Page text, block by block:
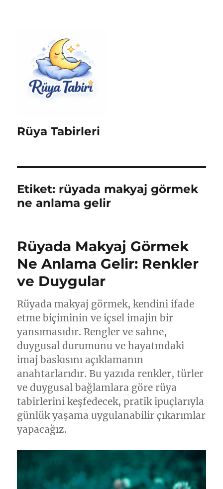
Rüya Tabirleri
Etiket: rüyada makyaj görmek
ne anlama gelir
Rüyada Makyaj Görmek
Ne Anlama Gelir: Renkler
ve Duygular
Rüyada makyaj görmek, kendini ifade
etme biçiminin ve içsel imajin bir
yansımasıdır. Rengler ve sahne,
duygusal durumunu ve hayatındaki
imaj baskısını açıklamanın
anahtarlarıdır. Bu yazıda renkler, türler
ve duygusal bağlamlara göre rüya
tabirlerini keşfedecek, pratik ipuçlarıyla
günlük yaşama uygulanabilir çıkarımlar
yapacağız.